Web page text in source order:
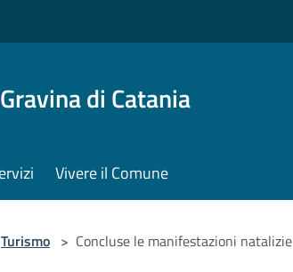
di Catania
Vivere il Comune
Turismo > Concluse le manifestazioni natalizie